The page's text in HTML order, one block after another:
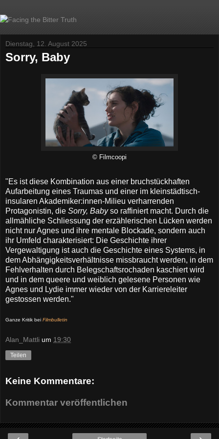
Dienstag, 12. August 2025
Sorry, Baby
© Filmcoopi
"Es ist diese Kombination aus einer bruchstückhaften
Aufarbeitung eines Traumas und einer im kleinstädtisch-
insularen Akademiker:innen-Milieu verharrenden
Protagonistin, die Sorry, Babyso raffiniert macht. Durch die
allmähliche Schliessung der erzählerischen Lücken werden
nicht nur Agnes und ihre mentale Blockade, sondern auch
ihr Umfeld charakterisiert: Die Geschichte ihrer
Vergewaltigung ist auch die Geschichte eines Systems, in
dem Abhängigkeitsverhältnisse missbraucht werden, in dem
Fehlverhalten durch Belegschaftsrochaden kaschiert wird
und in dem queere und weiblich gelesene Personen wie
Agnes und Lydie immer wieder von der Karriereleiter
gestossen werden."
Ganze Kritik bei Filmbulletin
Alan_Mattli um 19:30
Teilen
Keine Kommentare:
Kommentar veröffentlichen